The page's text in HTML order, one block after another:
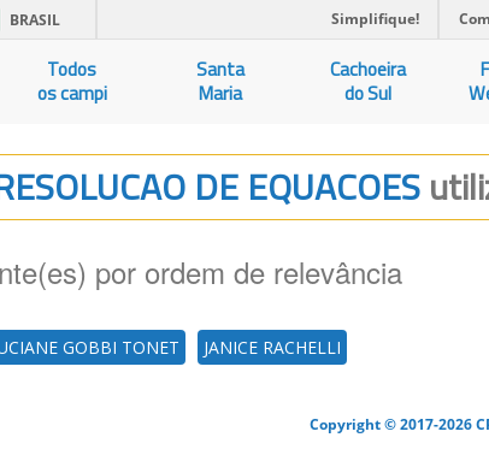
BRASIL Simplifique!
Todos
os campi
Santa
Maria
Cachoeira
do Sul
DE EQUACOES
por ordem de relevância
GOBBI TONET JANICE RACHELLI
Copyright © 2017-2026